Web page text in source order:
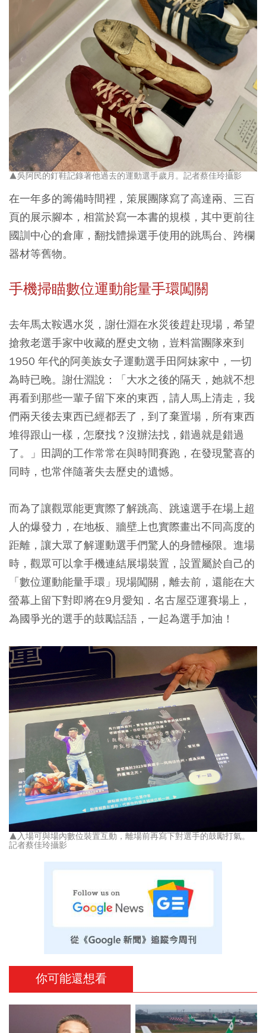
▲吳阿民的釘鞋記錄著他過去的運動選手歲月。記者蔡佳玲攝影
在一年多的籌備時間裡，策展團隊寫了高達兩、三百
頁的展示腳本，相當於寫一本書的規模，其中更前往
國訓中心的倉庫，翻找體操選手使用的跳馬台、跨欄
器材等舊物。
手機掃瞄數位運動能量手環闖關
去年馬太鞍遇水災，謝仕淵在水災後趕赴現場，希望
搶救老選手家中收藏的歷史文物，豈料當團隊來到
1950 年代的阿美族女子運動選手田阿妹家中，一切
為時已晚。謝仕淵說：「大水之後的隔天，她就不想
再看到那些一輩子留下來的東西，請人馬上清走，我
們兩天後去東西已經都丟了，到了棄置場，所有東西
堆得跟山一樣，怎麼找？沒辦法找，錯過就是錯過
了。」田調的工作常常在與時間賽跑，在發現驚喜的
同時，也常伴隨著失去歷史的遺憾。
而為了讓觀眾能更實際了解跳高、跳遠選手在場上超
人的爆發力，在地板、牆壁上也實際畫出不同高度的
距離，讓大眾了解運動選手們驚人的身體極限。進場
時，觀眾可以拿手機連結展場裝置，設置屬於自己的
「數位運動能量手環」現場闖關，離去前，還能在大
螢幕上留下對即將在9月愛知．名古屋亞運賽場上，
為國爭光的選手的鼓勵話語，一起為選手加油！
▲入場可與場內數位裝置互動，離場前再寫下對選手的鼓勵打氣。
記者蔡佳玲攝影
你可能還想看